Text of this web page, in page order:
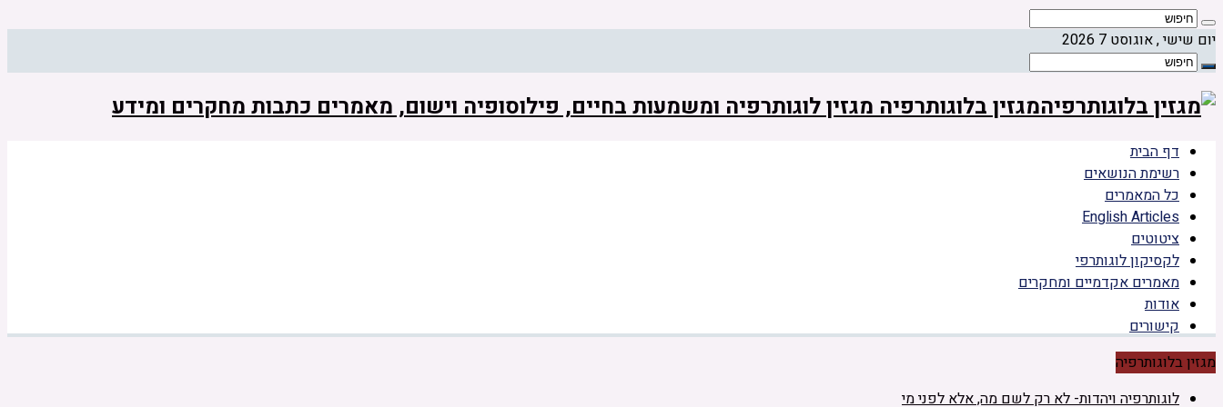
יום שישי , אוגוסט 7 2026
מגזין בלוגותרפיה מגזין לוגותרפיה ומשמעות בחיים, פילוסופיה וישום, מאמרים כתבות מחקרים ומידע
דף הבית
רשימת הנושאים
כל המאמרים
English Articles
ציטוטים
לקסיקון לוגותרפי
מאמרים אקדמיים ומחקרים
אודות
קישורים
מגזין בלוגותרפיה
לוגותרפיה ויהדות- לא רק לשם מה, אלא לפני מי